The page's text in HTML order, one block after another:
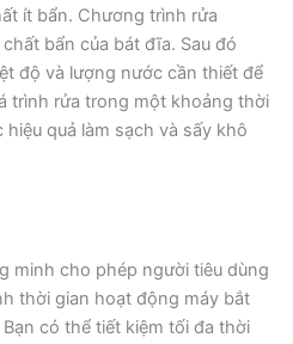
ít bẩn. Chương trình rửa
bẩn của bát đĩa. Sau đó
độ và lượng nước cần thiết để
trình rửa trong một khoảng thời
quả làm sạch và sấy khô
minh cho phép người tiêu dùng
thời gian hoạt động máy bắt
có thể tiết kiệm tối đa thời